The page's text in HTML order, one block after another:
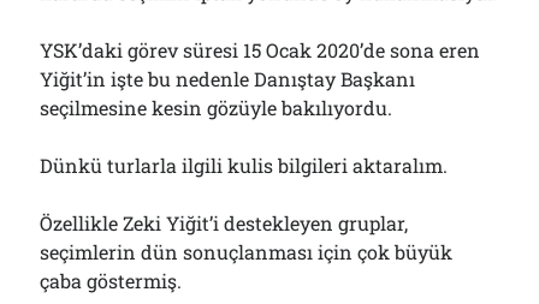
YSK’daki görev süresi 15 Ocak 2020’de sona eren
Yiğit’in işte bu nedenle Danıştay Başkanı
seçilmesine kesin gözüyle bakılıyordu.
Dünkü turlarla ilgili kulis bilgileri aktaralım.
Özellikle Zeki Yiğit’i destekleyen gruplar,
seçimlerin dün sonuçlanması için çok büyük
çaba göstermiş.